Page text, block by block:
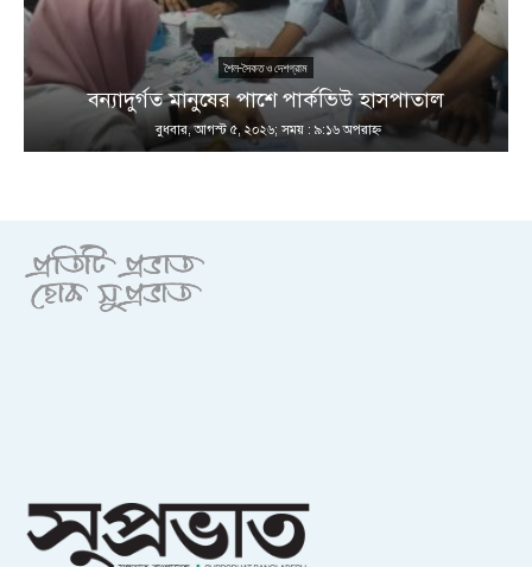
শৈল-সৈকত ও দেশগ্রাম
বন্যাদুর্গত মানুষের পাশে পার্কভিউ হাসপাতাল
বুধবার, আগস্ট ৫, ২০২৬; সময় : ৯:১৬ অপরাহ্ণ